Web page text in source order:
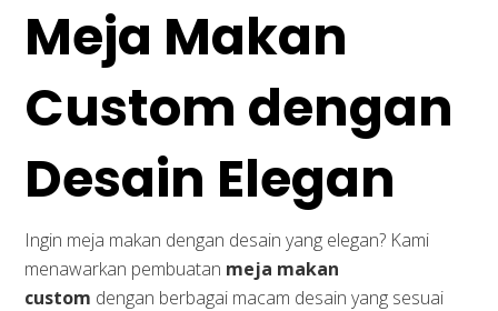
Meja Makan
Custom dengan
Desain Elegan
Ingin meja makan dengan desain yang elegan? Kami
menawarkan pembuatan meja makan
custom dengan berbagai macam desain yang sesuai